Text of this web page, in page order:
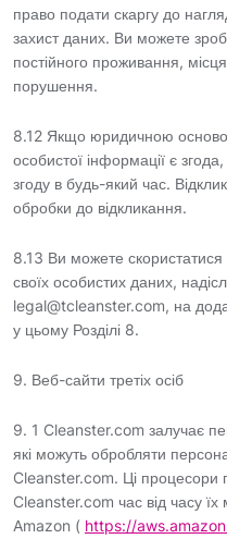
право подати скаргу до
захист даних. Ви можете
постійного проживання,
порушення.
8.12 Якщо юридичною
особистої інформації є
згоду в будь-який час.
обробки до відкликання.
8.13 Ви можете
своїх особистих даних,
legal@tcleanster.com, на
у цьому Розділі 8.
9. Веб-сайти третіх осіб
9. 1 Cleanster.com залучає
які можуть обробляти
Cleanster.com. Ці процесори
Cleanster.com час від часу
Amazon ( https://